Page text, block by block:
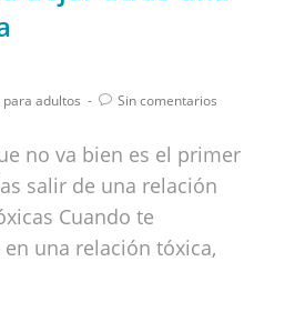
adultos Sin comentarios
no va bien es el primer
salir de una relación
Cuando te
una relación tóxica,